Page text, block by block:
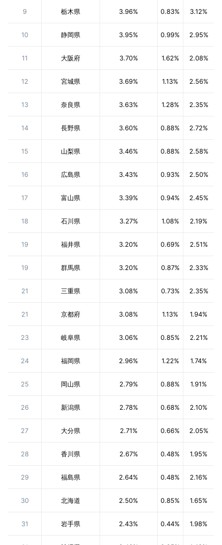
9 栃木県 3.96% 0.83% 3.12%
10 静岡県 3.95% 0.99% 2.95%
11 大阪府 3.70% 1.62% 2.08%
12 宮城県 3.69% 1.13% 2.56%
13 奈良県 3.63% 1.28% 2.35%
14 長野県 3.60% 0.88% 2.72%
15 山梨県 3.46% 0.88% 2.58%
16 広島県 3.43% 0.93% 2.50%
17 富山県 3.39% 0.94% 2.45%
18 石川県 3.27% 1.08% 2.19%
19 福井県 3.20% 0.69% 2.51%
19 群馬県 3.20% 0.87% 2.33%
21 三重県 3.08% 0.73% 2.35%
21 京都府 3.08% 1.13% 1.94%
23 岐阜県 3.06% 0.85% 2.21%
24 福岡県 2.96% 1.22% 1.74%
25 岡山県 2.79% 0.88% 1.91%
26 新潟県 2.78% 0.68% 2.10%
27 大分県 2.71% 0.66% 2.05%
28 香川県 2.67% 0.48% 1.95%
29 福島県 2.64% 0.48% 2.16%
30 北海道 2.50% 0.85% 1.65%
31 岩手県 2.43% 0.44% 1.98%